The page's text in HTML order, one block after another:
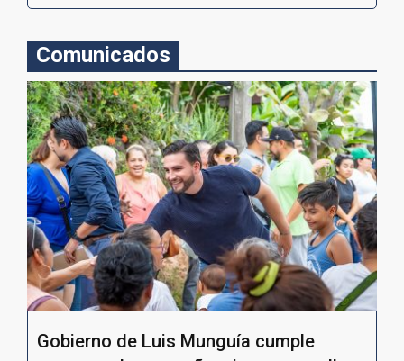
Comunicados
Gobierno de Luis Munguía cumple